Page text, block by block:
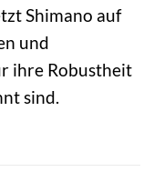
Shimano auf
und
ihre Robustheit
sind.